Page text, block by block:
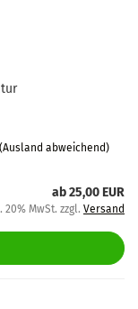
(Ausland abweichend)
ab 25,00 EUR
20% MwSt. zzgl. Versand